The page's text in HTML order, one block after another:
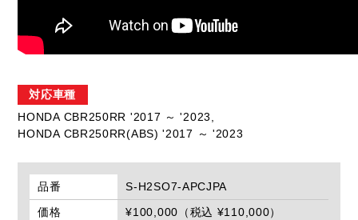
対応車種
HONDA CBR250RR '2017 ～ '2023,
HONDA CBR250RR(ABS) '2017 ～ '2023
品番
S-H2SO7-APCJPA
価格
¥100,000（税込 ¥110,000）